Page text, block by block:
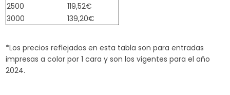
2500
119,52€
3000
139,20€
*Los precios reflejados en esta tabla son para entradas
impresas a color por 1 cara y son los vigentes para el año
2024.